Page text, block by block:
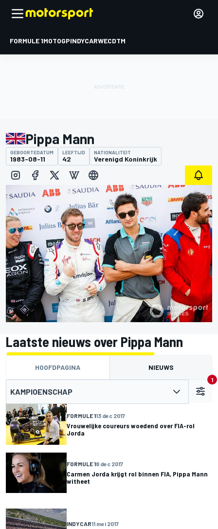
FORMULE 1MOTOGPINDYCARWECDTM
Pippa Mann
GEBOORTEDATUM
1983-08-11
LEEFTIJD
42
NATIONALITEIT
Verenigd Koninkrijk
Laatste nieuws over Pippa Mann
HOOFDPAGINA NIEUWS
KAMPIOENSCHAP
1
FORMULE 113 dec 2017
Vrouwelijke coureurs woedend over FIA-rol
Jorda
FORMULE 18 dec 2017
Carmen Jorda krijgt rol binnen FIA, Pippa Mann
witheet
INDYCAR11 mei 2017